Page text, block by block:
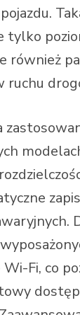
tylko
również
ruchu
Fi, co